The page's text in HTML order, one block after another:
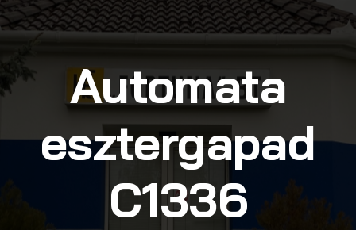
Automata
esztergapad
C1336